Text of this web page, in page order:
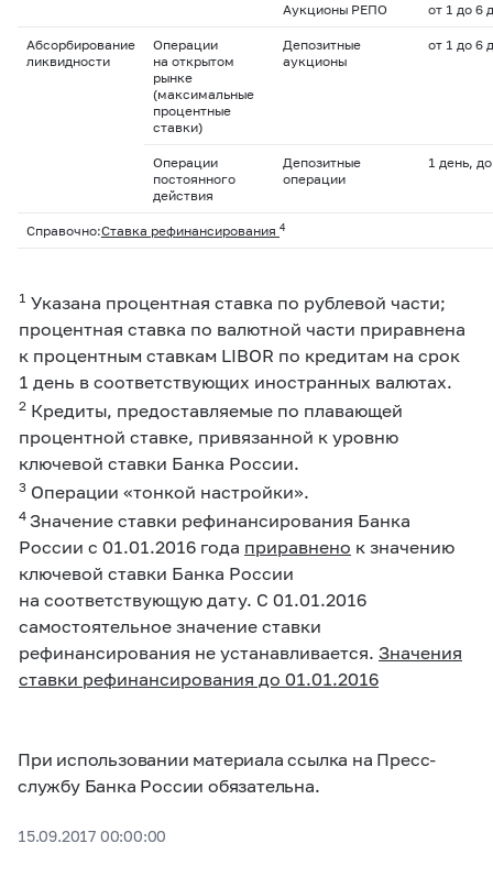
Аукционы РЕПО от 1 до 6
Абсорбирование
ликвидности
Операции
на открытом
рынке
(максимальные
процентные
ставки)
Депозитные
аукционы
от 1 до 6
Операции
постоянного
действия
Депозитные
операции
1 день,
Справочно:Ставка рефинансирования 4
1 Указана процентная ставка по рублевой части;
процентная ставка по валютной части приравнена
к процентным ставкам LIBOR по кредитам на срок
1 день в соответствующих иностранных валютах.
2 Кредиты, предоставляемые по плавающей
процентной ставке, привязанной к уровню
ключевой ставки Банка России.
3 Операции «тонкой настройки».
4 Значение ставки рефинансирования Банка
России с 01.01.2016 года приравнено к значению
ключевой ставки Банка России
на соответствующую дату. С 01.01.2016
самостоятельное значение ставки
рефинансирования не устанавливается. Значения
ставки рефинансирования до 01.01.2016
При использовании материала ссылка на Пресс-
службу Банка России обязательна.
15.09.2017 00:00:00